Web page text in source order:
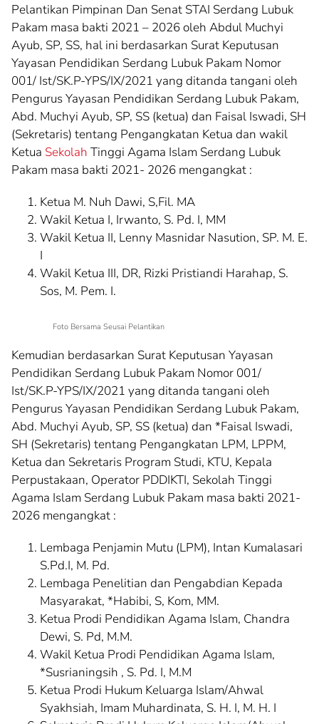
Pelantikan Pimpinan Dan Senat STAI Serdang Lubuk
Pakam masa bakti 2021 – 2026 oleh Abdul Muchyi
Ayub, SP, SS, hal ini berdasarkan Surat Keputusan
Yayasan Pendidikan Serdang Lubuk Pakam Nomor
001/ Ist/SK.P-YPS/IX/2021 yang ditanda tangani oleh
Pengurus Yayasan Pendidikan Serdang Lubuk Pakam,
Abd. Muchyi Ayub, SP, SS (ketua) dan Faisal Iswadi, SH
(Sekretaris) tentang Pengangkatan Ketua dan wakil
Ketua Sekolah Tinggi Agama Islam Serdang Lubuk
Pakam masa bakti 2021- 2026 mengangkat :
Ketua M. Nuh Dawi, S,Fil. MA
Wakil Ketua I, Irwanto, S. Pd. I, MM
Wakil Ketua II, Lenny Masnidar Nasution, SP. M. E.
I
Wakil Ketua III, DR, Rizki Pristiandi Harahap, S.
Sos, M. Pem. I.
Foto Bersama Seusai Pelantikan
Kemudian berdasarkan Surat Keputusan Yayasan
Pendidikan Serdang Lubuk Pakam Nomor 001/
Ist/SK.P-YPS/IX/2021 yang ditanda tangani oleh
Pengurus Yayasan Pendidikan Serdang Lubuk Pakam,
Abd. Muchyi Ayub, SP, SS (ketua) dan *Faisal Iswadi,
SH (Sekretaris) tentang Pengangkatan LPM, LPPM,
Ketua dan Sekretaris Program Studi, KTU, Kepala
Perpustakaan, Operator PDDIKTI, Sekolah Tinggi
Agama Islam Serdang Lubuk Pakam masa bakti 2021-
2026 mengangkat :
Lembaga Penjamin Mutu (LPM), Intan Kumalasari
S.Pd.I, M. Pd.
Lembaga Penelitian dan Pengabdian Kepada
Masyarakat, *Habibi, S, Kom, MM.
Ketua Prodi Pendidikan Agama Islam, Chandra
Dewi, S. Pd, M.M.
Wakil Ketua Prodi Pendidikan Agama Islam,
*Susrianingsih , S. Pd. I, M.M
Ketua Prodi Hukum Keluarga Islam/Ahwal
Syakhsiah, Imam Muhardinata, S. H. I, M. H. I